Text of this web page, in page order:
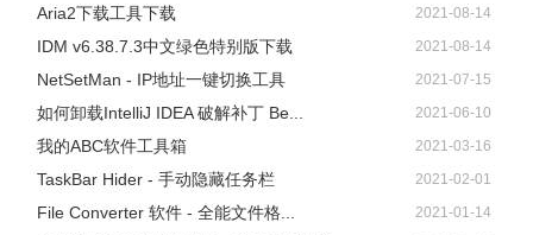
件发送。
Aria2下载工具下载 2021-08-14
IDM v6.38.7.3中文绿色特别版下载 2021-08-14
NetSetMan - IP地址一键切换工具 2021-07-15
如何卸载IntelliJ IDEA 破解补丁 Be... 2021-06-10
我的ABC软件工具箱 2021-03-16
TaskBar Hider - 手动隐藏任务栏 2021-02-01
File Converter 软件 - 全能文件格... 2021-01-14